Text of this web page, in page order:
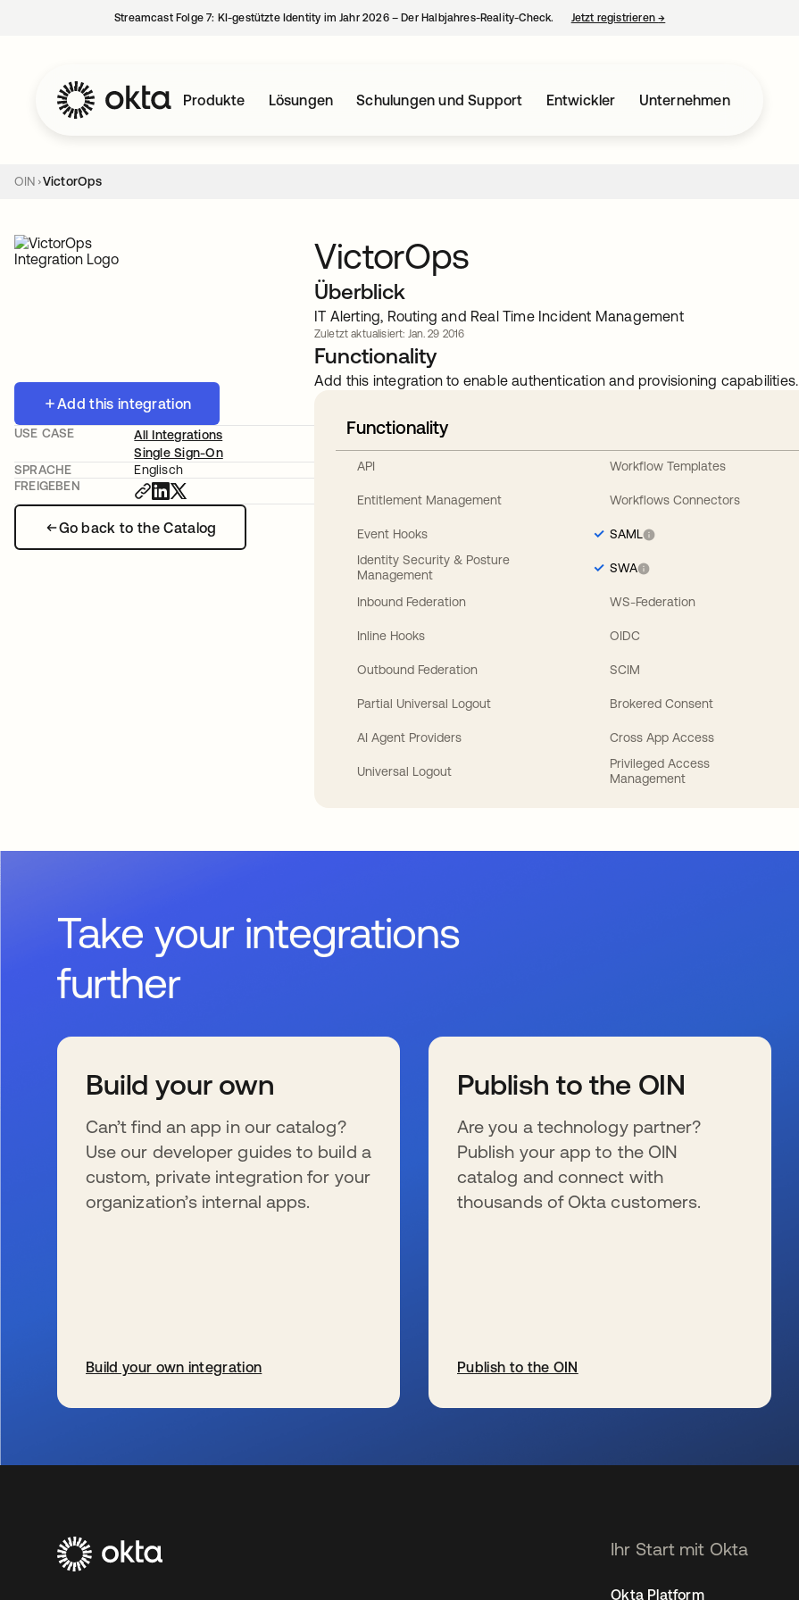
Streamcast Folge 7: KI-gestützte Identity im Jahr 2026 – Der Halbjahres-Reality-Check. Jetzt registrieren→
Produkte Lösungen Schulungen und Support Entwickler Unternehmen
OIN VictorOps
Add this integration
Go back to the Catalog
USE CASE
All Integrations
Single Sign-On
SPRACHE
Englisch
FREIGEBEN
VictorOps
Überblick
IT Alerting, Routing and Real Time Incident Management
Zuletzt aktualisiert: Jan. 29 2016
Functionality
Add this integration to enable authentication and provisioning capabilities.
Functionality
API
Entitlement Management
Event Hooks
Identity Security & Posture
Management
Inbound Federation
Inline Hooks
Outbound Federation
Partial Universal Logout
AI Agent Providers
Universal Logout
Workflow Templates
Workflows Connectors
SAML
SWA
WS-Federation
OIDC
SCIM
Brokered Consent
Cross App Access
Privileged Access
Management
Take your integrations
further
Build your own
Can’t find an app in our catalog?
Use our developer guides to build a
custom, private integration for your
organization’s internal apps.
Build your own integration
Publish to the OIN
Are you a technology partner?
Publish your app to the OIN
catalog and connect with
thousands of Okta customers.
Publish to the OIN
Ihr Start mit Okta
Okta Platform